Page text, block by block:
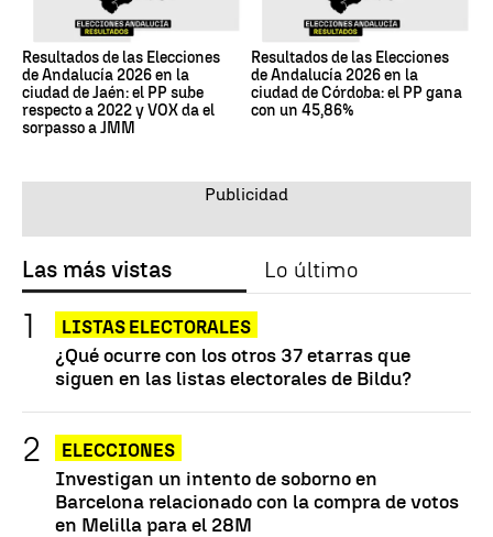
Resultados de las Elecciones
de Andalucía 2026 en la
ciudad de Jaén: el PP sube
respecto a 2022 y VOX da el
sorpasso a JMM
Resultados de las Elecciones
de Andalucía 2026 en la
ciudad de Córdoba: el PP gana
con un 45,86%
Las más vistas Lo último
LISTAS ELECTORALES
¿Qué ocurre con los otros 37 etarras que
siguen en las listas electorales de Bildu?
ELECCIONES
Investigan un intento de soborno en
Barcelona relacionado con la compra de votos
en Melilla para el 28M